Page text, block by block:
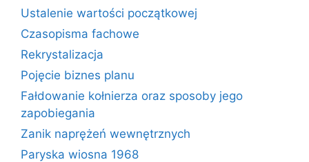
Ustalenie wartości początkowej
Czasopisma fachowe
Rekrystalizacja
Pojęcie biznes planu
Fałdowanie kołnierza oraz sposoby jego
zapobiegania
Zanik naprężeń wewnętrznych
Paryska wiosna 1968